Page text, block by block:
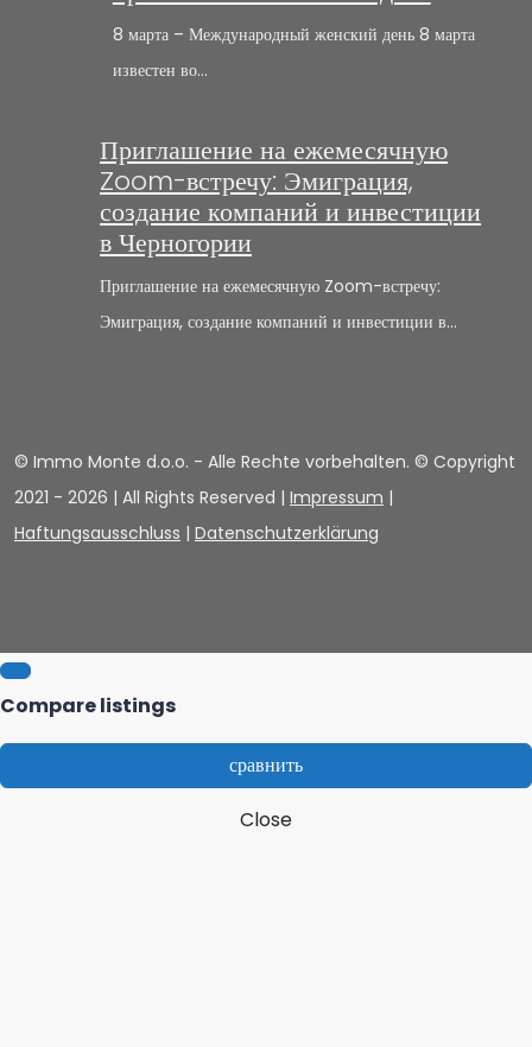
8 марта – Международный женский день 8 марта
известен во…
Приглашение на ежемесячную
Zoom-встречу: Эмиграция,
создание компаний и инвестиции
в Черногории
Приглашение на ежемесячную Zoom-встречу:
Эмиграция, создание компаний и инвестиции в…
© Immo Monte d.o.o. - Alle Rechte vorbehalten. © Copyright
2021 - 2026 | All Rights Reserved | Impressum |
Haftungsausschluss | Datenschutzerklärung
Compare listings
сравнить
Close